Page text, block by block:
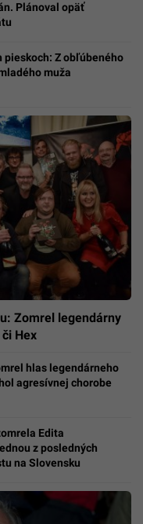
Plánoval opäť
pieskoch: Z obľúbeného
muža
Zomrel legendárny
Hex
hlas legendárneho
agresívnej chorobe
Edita
z posledných
na Slovensku